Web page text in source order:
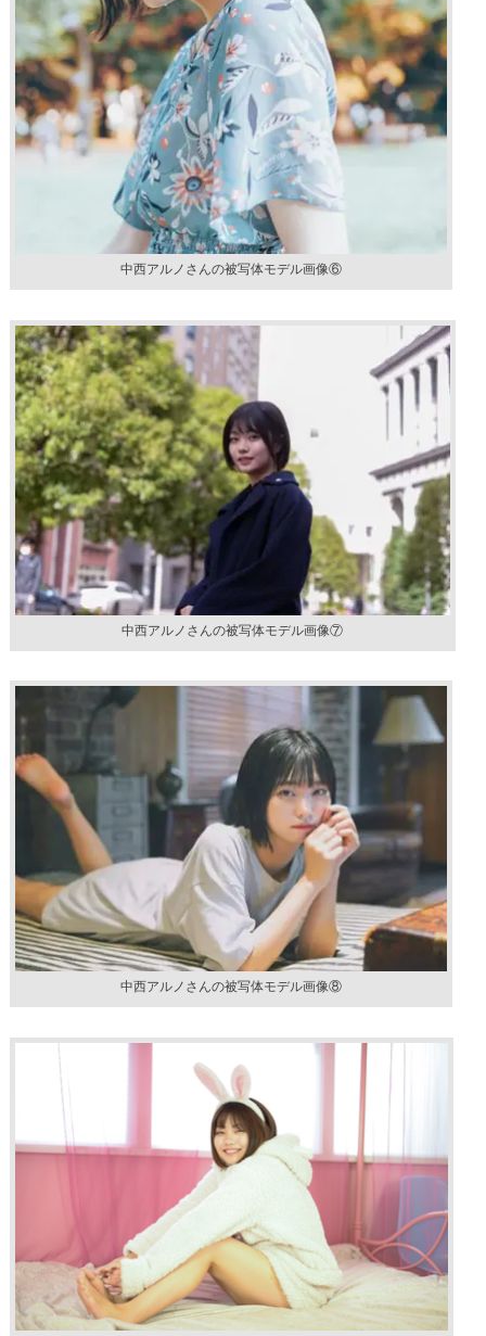
中西アルノさんの被写体モデル画像⑥
中西アルノさんの被写体モデル画像⑦
中西アルノさんの被写体モデル画像⑧